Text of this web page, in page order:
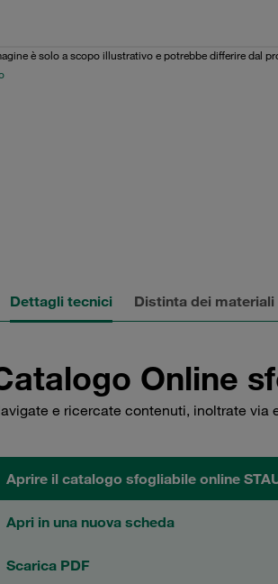
è solo a scopo illustrativo e potrebbe differire dal
Dettagli tecnici Distinta dei materiali
Online
e ricercate contenuti, inoltrate via
Aprire il catalogo sfogliabile online
Apri in una nuova scheda
Scarica PDF